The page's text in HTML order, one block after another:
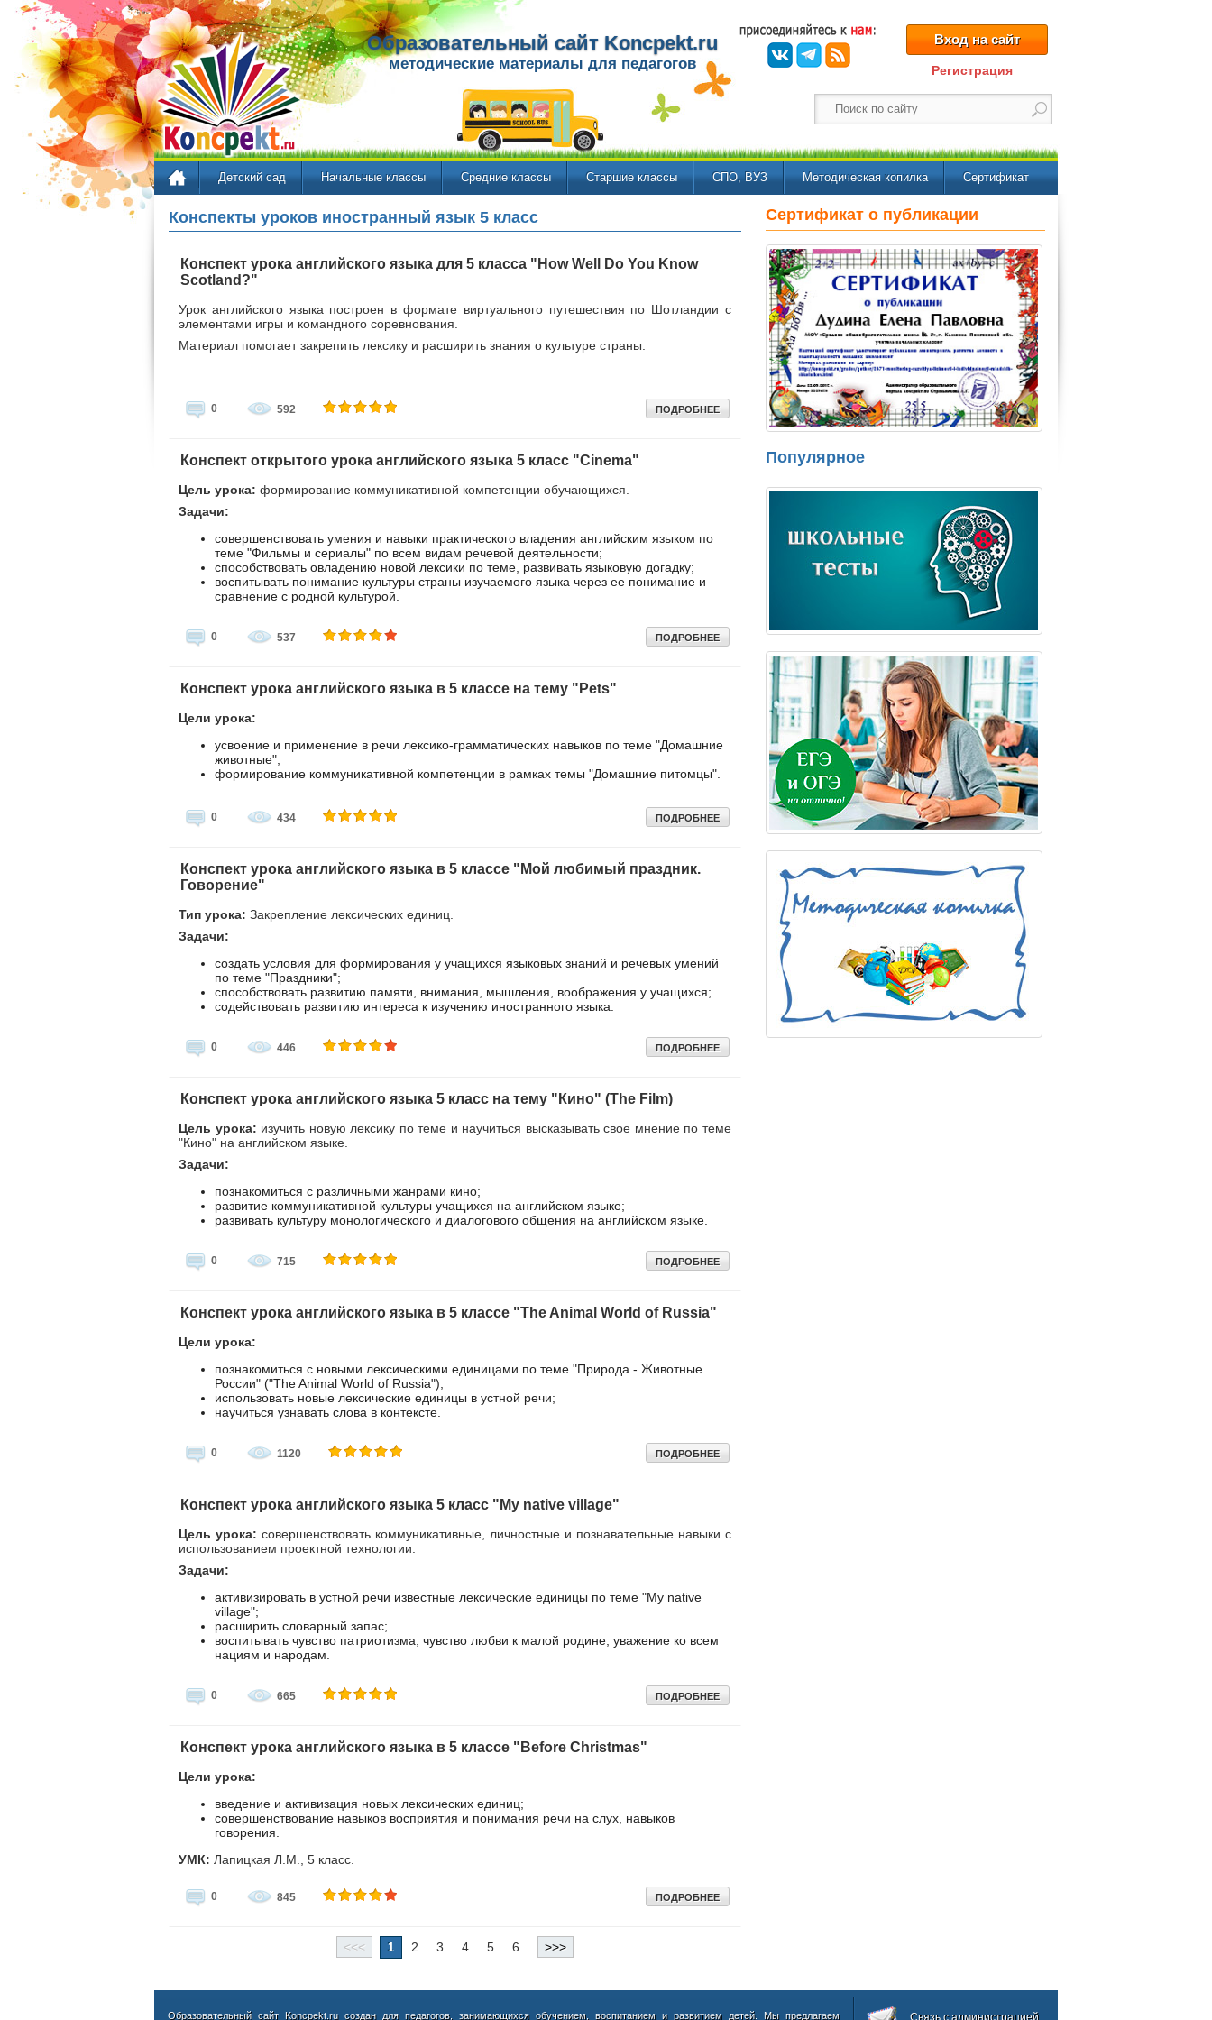
Образовательный сайт Koncpekt.ru
методические материалы для педагогов
Вход на сайт
Регистрация
Детский сад Начальные классы Средние классы Старшие классы СПО, ВУЗ Методическая копилка Сертификат
Конспекты уроков иностранный язык 5 класс
Конспект урока английского языка для 5 класса "How Well Do You Know
Scotland?"
Урок английского языка построен в формате виртуального путешествия по Шотландии с
элементами игры и командного соревнования.
Материал помогает закрепить лексику и расширить знания о культуре страны.
ПОДРОБНЕЕ
0 592
Конспект открытого урока английского языка 5 класс "Cinema"
Цель урока: формирование коммуникативной компетенции обучающихся.
Задачи:
совершенствовать умения и навыки практического владения английским языком по
теме "Фильмы и сериалы" по всем видам речевой деятельности;
способствовать овладению новой лексики по теме, развивать языковую догадку;
воспитывать понимание культуры страны изучаемого языка через ее понимание и
сравнение с родной культурой.
ПОДРОБНЕЕ
0 537
Конспект урока английского языка в 5 классе на тему "Pets"
Цели урока:
усвоение и применение в речи лексико-грамматических навыков по теме "Домашние
животные";
формирование коммуникативной компетенции в рамках темы "Домашние питомцы".
ПОДРОБНЕЕ
0 434
Конспект урока английского языка в 5 классе "Мой любимый праздник.
Говорение"
Тип урока: Закрепление лексических единиц.
Задачи:
создать условия для формирования у учащихся языковых знаний и речевых умений
по теме "Праздники";
способствовать развитию памяти, внимания, мышления, воображения у учащихся;
содействовать развитию интереса к изучению иностранного языка.
ПОДРОБНЕЕ
0 446
Конспект урока английского языка 5 класс на тему "Кино" (The Film)
Цель урока: изучить новую лексику по теме и научиться высказывать свое мнение по теме
"Кино" на английском языке.
Задачи:
познакомиться с различными жанрами кино;
развитие коммуникативной культуры учащихся на английском языке;
развивать культуру монологического и диалогового общения на английском языке.
ПОДРОБНЕЕ
0 715
Конспект урока английского языка в 5 классе "The Animal World of Russia"
Цели урока:
познакомиться с новыми лексическими единицами по теме "Природа - Животные
России" ("The Animal World of Russia");
использовать новые лексические единицы в устной речи;
научиться узнавать слова в контексте.
ПОДРОБНЕЕ
0 1120
Конспект урока английского языка 5 класс "My native village"
Цель урока: совершенствовать коммуникативные, личностные и познавательные навыки c
использованием проектной технологии.
Задачи:
активизировать в устной речи известные лексические единицы по теме "My native
village";
расширить словарный запас;
воспитывать чувство патриотизма, чувство любви к малой родине, уважение ко всем
нациям и народам.
ПОДРОБНЕЕ
0 665
Конспект урока английского языка в 5 классе "Before Christmas"
Цели урока:
введение и активизация новых лексических единиц;
совершенствование навыков восприятия и понимания речи на слух, навыков
говорения.
УМК: Лапицкая Л.М., 5 класс.
ПОДРОБНЕЕ
0 845
<<< 1 2 3 4 5 6 >>>
Сертификат о публикации
Популярное
Образовательный сайт Koncpekt.ru создан для педагогов, занимающихся обучением, воспитанием и развитием детей. Мы предлагаем Связь с администрацией